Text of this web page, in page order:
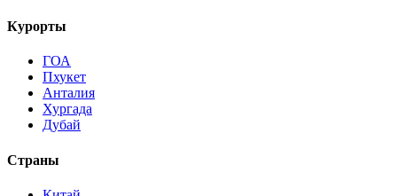
Курорты
ГОА
Пхукет
Анталия
Хургада
Дубай
Страны